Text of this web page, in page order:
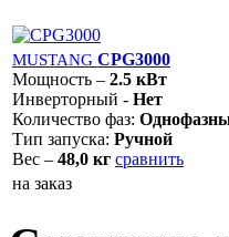
MUSTANG CPG3000
Мощность – 2.5 кВт
Инверторный - Нет
Количество фаз:
Тип запуска: Ручной
Вес – 48,0 кг сравнить
на заказ